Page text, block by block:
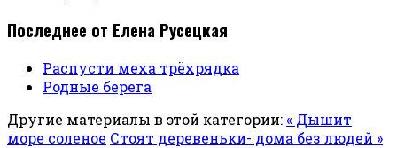
Последнее от Елена Русецкая
Распусти меха трёхрядка
Родные берега
Другие материалы в этой категории:« Дышит
море соленое Стоят деревеньки- дома без людей »